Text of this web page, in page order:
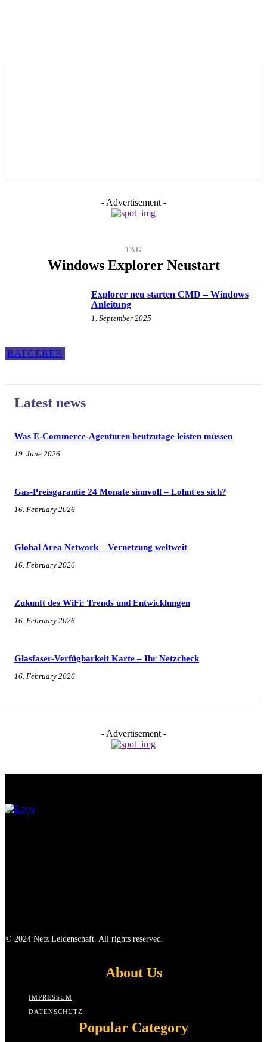
- Advertisement -
TAG
Windows Explorer Neustart
RATGEBER
Explorer neu starten CMD – Windows
Anleitung
1. September 2025
Latest news
Was E-Commerce-Agenturen heutzutage leisten müssen
19. June 2026
Gas-Preisgarantie 24 Monate sinnvoll – Lohnt es sich?
16. February 2026
Global Area Network – Vernetzung weltweit
16. February 2026
Zukunft des WiFi: Trends und Entwicklungen
16. February 2026
Glasfaser-Verfügbarkeit Karte – Ihr Netzcheck
16. February 2026
- Advertisement -
© 2024 Netz Leidenschaft. All rights reserved.
About Us
IMPRESSUM
DATENSCHUTZ
Popular Category